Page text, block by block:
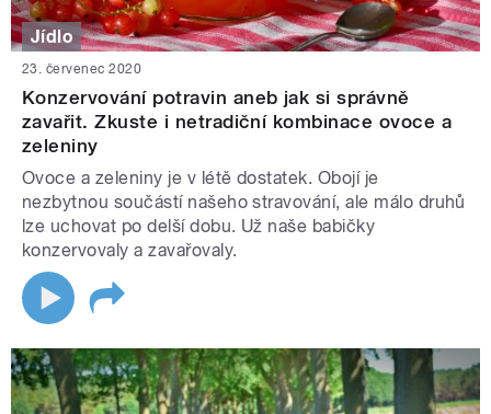
Jídlo
23. červenec 2020
Konzervování potravin aneb jak si správně
zavařit. Zkuste i netradiční kombinace ovoce a
zeleniny
Ovoce a zeleniny je v létě dostatek. Obojí je
nezbytnou součástí našeho stravování, ale málo druhů
lze uchovat po delší dobu. Už naše babičky
konzervovaly a zavařovaly.